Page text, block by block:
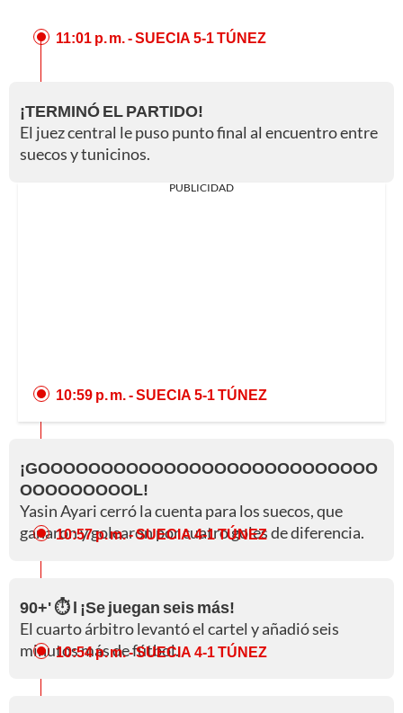
11:01 p. m. - SUECIA 5-1 TÚNEZ
¡TERMINÓ EL PARTIDO!
El juez central le puso punto final al encuentro entre
suecos y tunicinos.
PUBLICIDAD
10:59 p. m. - SUECIA 5-1 TÚNEZ
¡GOOOOOOOOOOOOOOOOOOOOOOOOOOO
OOOOOOOOOL!
Yasin Ayari cerró la cuenta para los suecos, que
ganaron y golearon por cuatro goles de diferencia.
10:57 p. m.- SUECIA 4-1 TÚNEZ
90+' ⏱️ l ¡Se juegan seis más!
El cuarto árbitro levantó el cartel y añadió seis
minutos más de fútbol.
10:54 p. m.- SUECIA 4-1 TÚNEZ